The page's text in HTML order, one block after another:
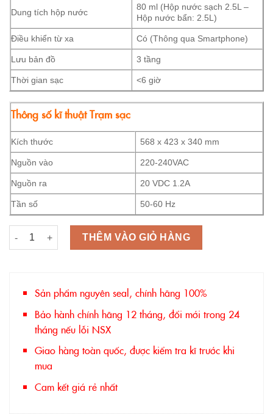
Dung tích hộp nước
80 ml (Hộp nước sạch 2.5L –
Hộp nước bẩn: 2.5L)
Điều khiển từ xa Có (Thông qua Smartphone)
Lưu bản đồ 3 tầng
Thời gian sạc <6 giờ
Thông số kĩ thuật Trạm sạc
Kích thước 568 x 423 x 340 mm
Nguồn vào 220-240VAC
Nguồn ra 20 VDC 1.2A
Tần số 50-60 Hz
Robot hút bụi dreame L10 số lượng
THÊM VÀO GIỎ HÀNG
Sản phẩm nguyên seal, chính hãng 100%
Bảo hành chính hãng 12 tháng, đổi mới trong 24
tháng nếu lỗi NSX
Giao hàng toàn quốc, được kiểm tra kĩ trước khi
mua
Cam kết giá rẻ nhất